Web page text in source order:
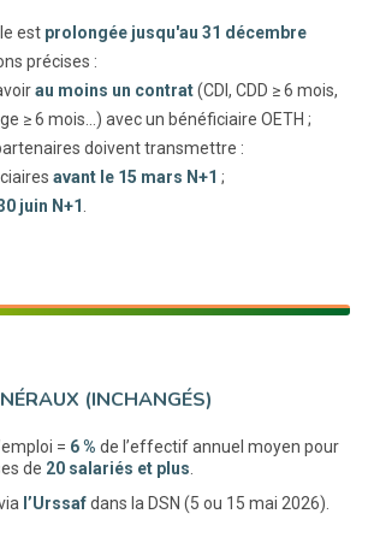
est prolongée jusqu'au 31 décembre
précises :
au moins un contrat(CDI, CDD ≥ 6 mois,
≥ 6 mois…) avec un bénéficiaire OETH ;
doivent transmettre :
avant le 15 mars N+1 ;
juin N+1
(INCHANGÉS)
= 6 % de l’effectif annuel moyen pour
de 20 salariés et plus
l’Urssafdans la DSN (5 ou 15 mai 2026).